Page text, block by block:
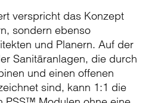
verspricht das Konzept
sondern ebenso
und Planern. Auf der
Sanitäranlagen, die durch
und einen offenen
sind, kann 1:1 die